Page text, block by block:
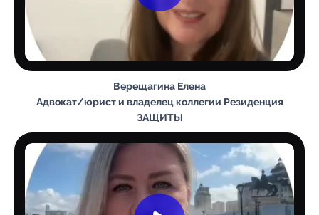
Верещагина Елена
Адвокат/юрист и владелец коллегии Резиденция
ЗАЩИТЫ